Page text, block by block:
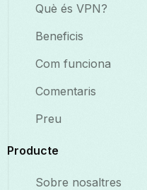
Què és VPN?
Beneficis
Com funciona
Comentaris
Preu
Producte
Sobre nosaltres